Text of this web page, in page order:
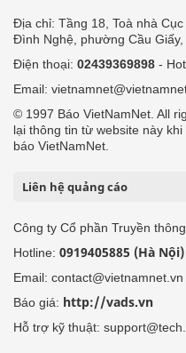
Địa chỉ: Tầng 18, Toà nhà
Đình Nghệ, phường Cầu Giấy,
Điện thoại: 02439369898 -
Email:
© 1997 Báo VietNamNet. All
lại thông tin từ website này
báo VietNamNet.
Liên hệ quảng cáo
Công ty Cổ phần Truyền
Hotline: 0919405885 (Hà Nội)
Email: contact@vietnamnet.vn
Báo giá: http://vads.vn
Hỗ trợ kỹ thuật: